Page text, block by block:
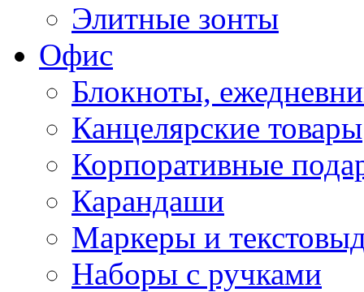
Элитные зонты
Офис
Блокноты,
Канцелярские товары
Корпоративные
Карандаши
Маркеры и
Наборы с ручками